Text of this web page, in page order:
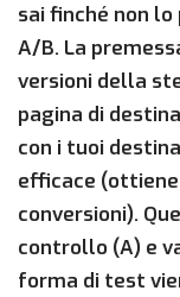
sai finché non lo
A/B. La
versioni della
pagina di
con i tuoi
efficace
conversioni).
controllo (A) e
forma di test